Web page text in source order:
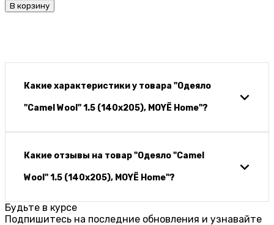
В корзину
Какие характеристики у товара "Одеяло
"Camel Wool" 1.5 (140х205), MOYЁ Home"?
Какие отзывы на товар "Одеяло "Camel
Wool" 1.5 (140х205), MOYЁ Home"?
Будьте в курсе
Подпишитесь на последние обновления и узнавайте